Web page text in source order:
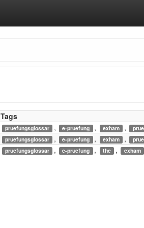
Tags
pruefungsglossar , e-pruefung , exham ,
pruefungsglossar , e-pruefung , exham ,
pruefungsglossar , e-pruefung , the , exham